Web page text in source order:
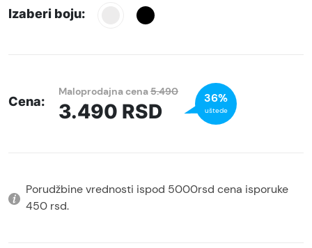
Izaberi boju:
Cena:
Maloprodajna cena5.490
3.490 RSD
36%
uštede
Porudžbine vrednosti ispod 5000rsd cena isporuke
450 rsd.